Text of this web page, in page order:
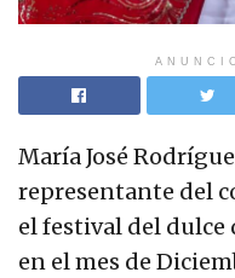
María José
representante del
el festival del dulce
en el mes de